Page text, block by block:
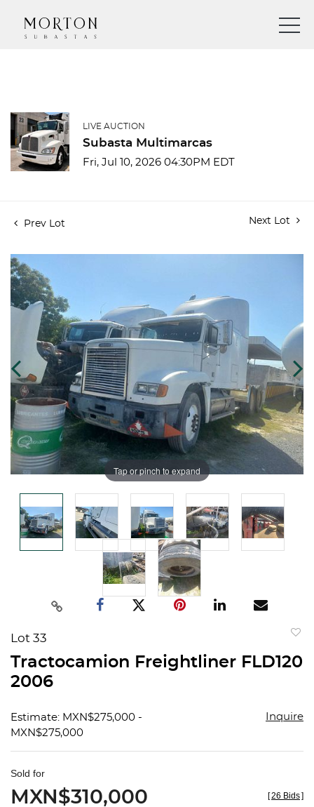
LIVE AUCTION
Subasta Multimarcas
Fri, Jul 10, 2026 04:30PM EDT
Prev Lot Next Lot
Tap or pinch to expand
Lot 33
Tractocamion Freightliner FLD120
2006
Estimate: MXN$275,000 -
MXN$275,000
Inquire
Sold for
MXN$310,000 [26 Bids]